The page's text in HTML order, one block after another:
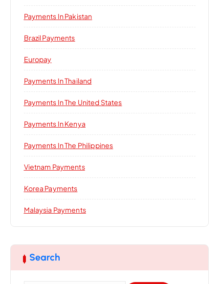
Payments In Pakistan
Brazil Payments
Europay
Payments In Thailand
Payments In The United States
Payments In Kenya
Payments In The Philippines
Vietnam Payments
Korea Payments
Malaysia Payments
Search